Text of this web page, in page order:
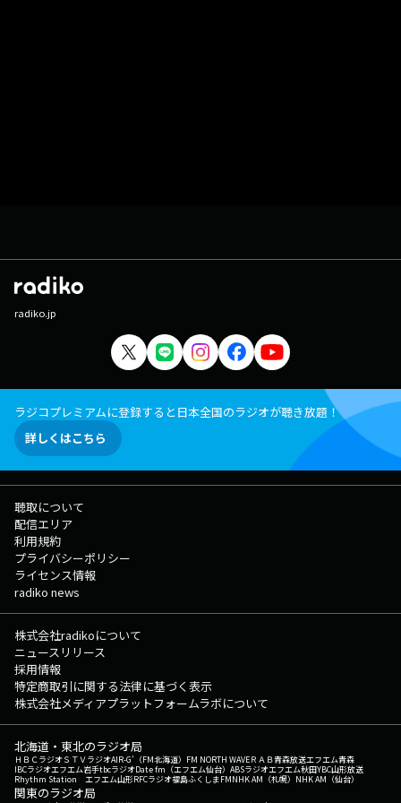
radiko.jp
ラジコプレミアムに登録すると日本全国のラジオが聴き放題！
詳しくはこちら
聴取について
配信エリア
利用規約
プライバシーポリシー
ライセンス情報
radiko news
株式会社radikoについて
ニュースリリース
採用情報
特定商取引に関する法律に基づく表示
株式会社メディアプラットフォームラボについて
北海道・東北のラジオ局
ＨＢＣラジオＳＴＶラジオAIR-G'（FM北海道） FM NORTH WAVEＲＡＢ青森放送エフエム青森
IBCラジオエフエム岩手tbcラジオDate fm（エフエム仙台） ABSラジオエフエム秋田YBC山形放送
Rhythm Station エフエム山形RFCラジオ福島ふくしまFMNHK AM（札幌） NHK AM（仙台）
関東のラジオ局